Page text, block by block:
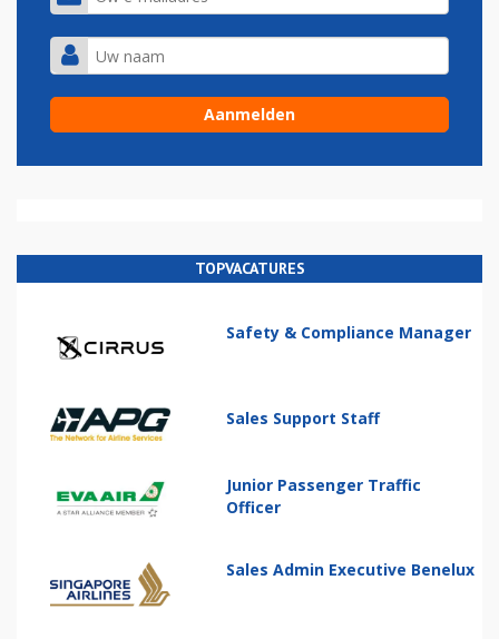
TOPVACATURES
Safety & Compliance Manager
Sales Support Staff
Junior Passenger Traffic
Officer
Sales Admin Executive Benelux